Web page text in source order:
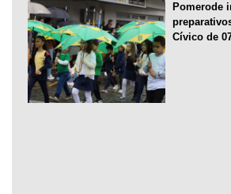
Pomerode
Cívico de